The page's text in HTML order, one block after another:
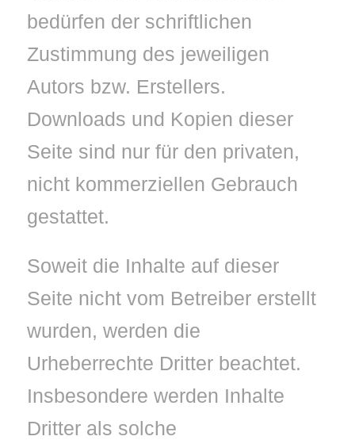
bedürfen der schriftlichen
Zustimmung des jeweiligen
Autors bzw. Erstellers.
Downloads und Kopien dieser
Seite sind nur für den privaten,
nicht kommerziellen Gebrauch
gestattet.
Soweit die Inhalte auf dieser
Seite nicht vom Betreiber erstellt
wurden, werden die
Urheberrechte Dritter beachtet.
Insbesondere werden Inhalte
Dritter als solche